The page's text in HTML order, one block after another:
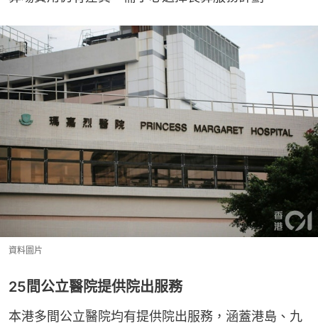
資料圖片
25間公立醫院提供院出服務
本港多間公立醫院均有提供院出服務，涵蓋港島、九